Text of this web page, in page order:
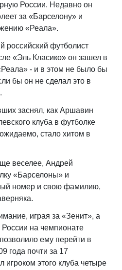
России. Недавно он
за «Барселону» и
«Реала».
российский футболист
«Эль Класико» он зашел в
- и в этом не было бы
бы он не сделал это в
заснял, как Аршавин
клуба в футболке
стало хитом в
веселее, Андрей
«Барселоны» и
номер и свою фамилию,
играя за «Зенит», а
на чемпионате
ему перейти в
года почти за 17
этого клуба четыре